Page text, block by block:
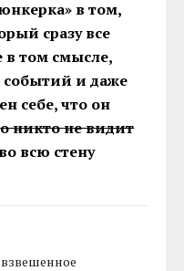
в том,
сразу все
в том смысле,
событий и даже
себе, что он
никто не видит
всю стену